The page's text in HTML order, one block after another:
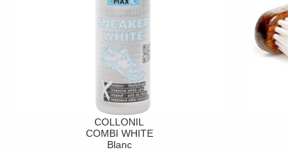
COLLONIL
COMBI WHITE
Blanc